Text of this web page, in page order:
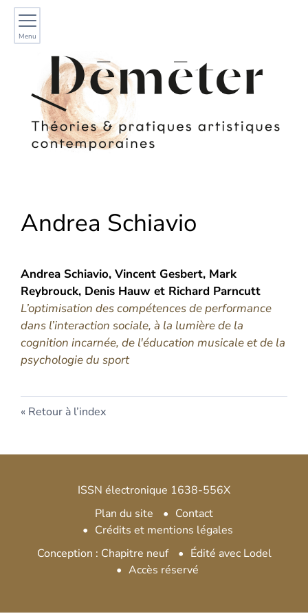
Menu
Andrea Schiavio
Andrea Schiavio, Vincent Gesbert, Mark
Reybrouck, Denis Hauw et Richard Parncutt
L’optimisation des compétences de performance
dans l’interaction sociale, à la lumière de la
cognition incarnée, de l'éducation musicale et de la
psychologie du sport
Retour à l’index
ISSN électronique 1638-556X
Plan du site
Contact
Crédits et mentions légales
Conception : Chapitre neuf
Édité avec Lodel
Accès réservé